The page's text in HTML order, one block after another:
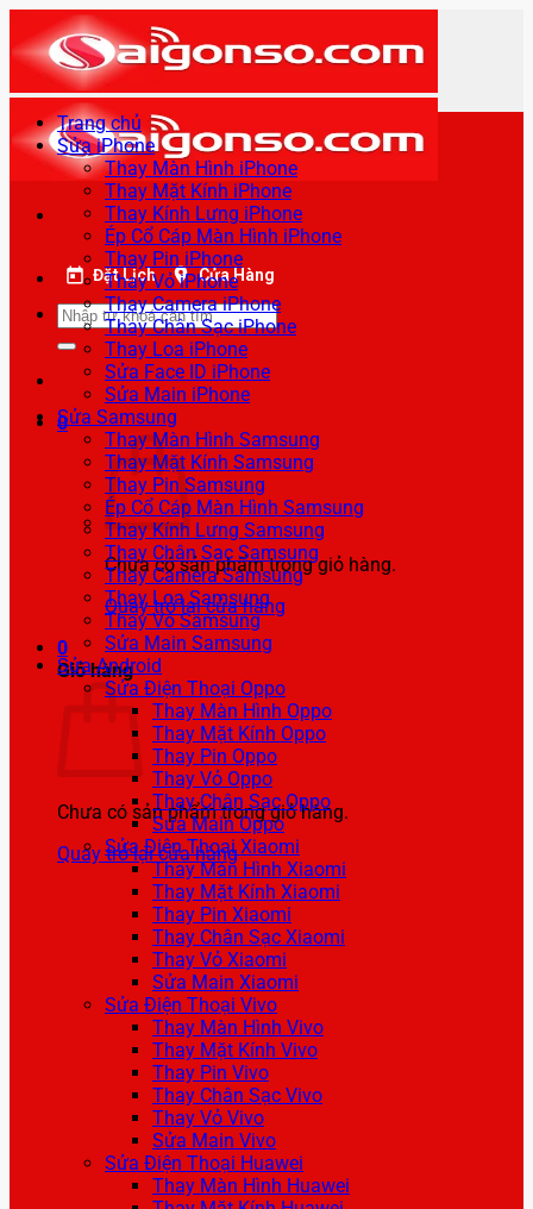
qua
nội
dung
Đặt Lịch Cửa Hàng
Tìm
kiếm:
0
Chưa có sản phẩm trong giỏ hàng.
Quay trở lại cửa hàng
0
Giỏ hàng
Chưa có sản phẩm trong giỏ hàng.
Quay trở lại cửa hàng
Trang chủ
Sửa iPhone
Thay Màn Hình iPhone
Thay Mặt Kính iPhone
Thay Kính Lưng iPhone
Ép Cổ Cáp Màn Hình iPhone
Thay Pin iPhone
Thay Vỏ iPhone
Thay Camera iPhone
Thay Chân Sạc iPhone
Thay Loa iPhone
Sửa Face ID iPhone
Sửa Main iPhone
Sửa Samsung
Thay Màn Hình Samsung
Thay Mặt Kính Samsung
Thay Pin Samsung
Ép Cổ Cáp Màn Hình Samsung
Thay Kính Lưng Samsung
Thay Chân Sạc Samsung
Thay Camera Samsung
Thay Loa Samsung
Thay Vỏ Samsung
Sửa Main Samsung
Sửa Android
Sửa Điện Thoại Oppo
Thay Màn Hình Oppo
Thay Mặt Kính Oppo
Thay Pin Oppo
Thay Vỏ Oppo
Thay Chân Sạc Oppo
Sửa Main Oppo
Sửa Điện Thoại Xiaomi
Thay Màn Hình Xiaomi
Thay Mặt Kính Xiaomi
Thay Pin Xiaomi
Thay Chân Sạc Xiaomi
Thay Vỏ Xiaomi
Sửa Main Xiaomi
Sửa Điện Thoại Vivo
Thay Màn Hình Vivo
Thay Mặt Kính Vivo
Thay Pin Vivo
Thay Chân Sạc Vivo
Thay Vỏ Vivo
Sửa Main Vivo
Sửa Điện Thoại Huawei
Thay Màn Hình Huawei